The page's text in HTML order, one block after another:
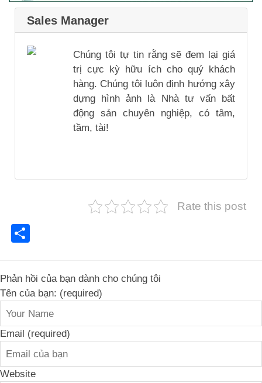
Sales Manager
Chúng tôi tự tin rằng sẽ đem lại giá
trị cực kỳ hữu ích cho quý khách
hàng. Chúng tôi luôn định hướng xây
dựng hình ảnh là Nhà tư vấn bất
động sản chuyên nghiệp, có tâm,
tầm, tài!
Rate this post
Phản hồi của bạn dành cho chúng tôi
Tên của bạn: (required)
Email (required)
Website